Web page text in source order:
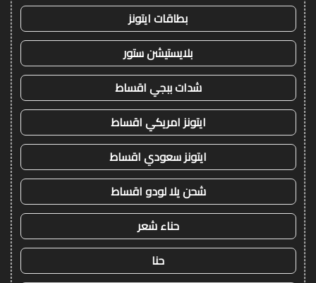
بطاقات ايتونز
بلايستيشن ستور
شدات ببجي اقساط
ايتونز امريكي اقساط
ايتونز سعودي اقساط
شحن يلا لودو اقساط
حناء شعر
حنا